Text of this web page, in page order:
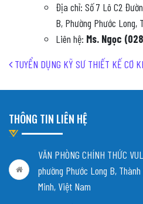
Địa chỉ: Số 7 Lô C2
B, Phường Phước Long,
Liên hệ: Ms. Ngọc
Post navigation
TUYỂN DỤNG KỸ SƯ THIẾT KẾ CƠ
THÔNG TIN LIÊN HỆ
VĂN PHÒNG CHÍNH THỨC
phường Phước Long B,
Minh, Việt Nam